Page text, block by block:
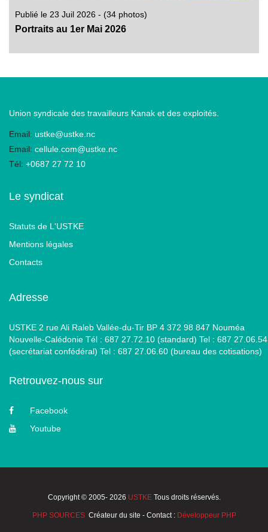
Publié le 23 Juil 2026 - (34 photos)
Portraits au 1er Mai 2026
Union syndicale des travailleurs Kanak et des exploités.
Email: ustke@ustke.nc
Email: cellule.com@ustke.nc
Tél: +0687 27 72 10
Le syndicat
Statuts de L'USTKE
Mentions légales
Contacts
Adresse
USTKE 2 rue Ali Raleb Vallée-du-Tir BP 4 372 98 847 Nouméa
Nouvelle-Calédonie Tél : 687 27.72.10 (standard) Tel : 687 27.06.54
(secrétariat confédéral) Tel : 687 27.06.60 (bureau des cotisations)
Retrouvez-nous sur
Facebook
Youtube
Copyright © 2005- 2026 USTKETous droits réservés.
PHP SOURCESCréateur du site - Contact : Développeur PHP